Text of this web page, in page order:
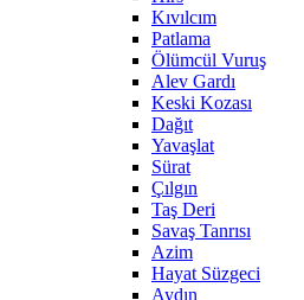
Kıvılcım
Patlama
Ölümcül Vuruş
Alev Gardı
Keski Kozası
Dağıt
Yavaşlat
Sürat
Çılgın
Taş Deri
Savaş Tanrısı
Azim
Hayat Süzgeci
Aydın